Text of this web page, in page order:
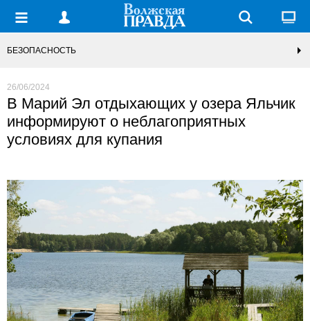
БЕЗОПАСНОСТЬ
26/06/2024
В Марий Эл отдыхающих у озера Яльчик
информируют о неблагоприятных
условиях для купания